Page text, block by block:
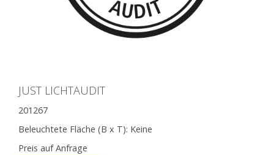
JUST LICHTAUDIT
201267
Beleuchtete Fläche (B x T): Keine
Preis auf Anfrage